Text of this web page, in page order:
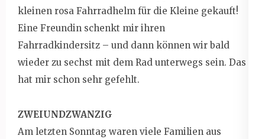
kleinen rosa Fahrradhelm für die Kleine gekauft!
Eine Freundin schenkt mir ihren
Fahrradkindersitz – und dann können wir bald
wieder zu sechst mit dem Rad unterwegs sein. Das
hat mir schon sehr gefehlt.
ZWEIUNDZWANZIG
Am letzten Sonntag waren viele Familien aus